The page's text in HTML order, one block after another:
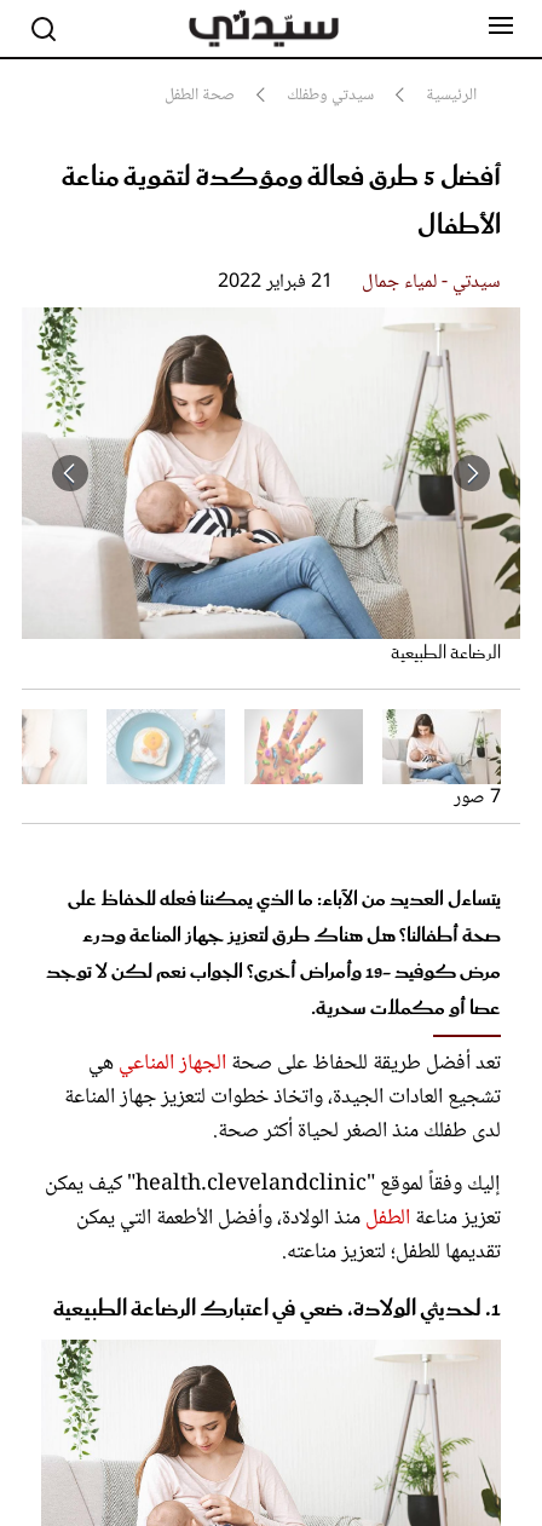
الرئيسية سيدتي وطفلك صحة الطفل
أفضل 5 طرق فعالة ومؤكدة لتقوية مناعة
الأطفال
سيدتي - لمياء جمال 21 فبراير 2022
الرضاعة الطبيعية
مناعة الطفل
فوائد البيض
نوم الطفل
تطعيم الطفل
زبادي
تغذية الطفل
7 صور
يتساءل العديد من الآباء: ما الذي يمكننا فعله للحفاظ على
صحة أطفالنا؟ هل هناك طرق لتعزيز جهاز المناعة ودرء
مرض كوفيد -19 وأمراض أخرى؟ الجواب نعم لكن لا توجد
عصا أو مكملات سحرية.
تعد أفضل طريقة للحفاظ على صحة الجهاز المناعيهي
تشجيع العادات الجيدة، واتخاذ خطوات لتعزيز جهاز المناعة
لدى طفلك منذ الصغر لحياة أكثر صحة.
إليك وفقاً لموقع "health.clevelandclinic" كيف يمكن
تعزيز مناعة الطفلمنذ الولادة، وأفضل الأطعمة التي يمكن
تقديمها للطفل؛ لتعزيز مناعته.
1. لحديثي الولادة، ضعي في اعتبارك الرضاعة الطبيعية
مشاهير
جمال
سيدتي وطفلك
لايف ستايل
بلس+
مطبخ سيدتي
مقالات الرأي
ستايل
تقارير
عروس سيدتي
مجلة سيدتي
غلاف رفمي